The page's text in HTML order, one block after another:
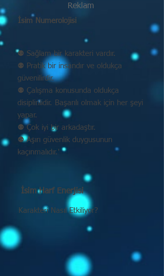
Reklam
İsim Numerolojisi
⚉ Sağlam bir karakteri vardır.
⚉ Pratik bir insandır ve oldukça
güvenilirdir.
⚉ Çalışma konusunda oldukça
disiplinlidir. Başarılı olmak için her şeyi
yapar.
⚉ Çok iyi bir arkadaştır.
⚉ Aşırı güvenlik duygusunun
kaçınmalıdır.'
İsim Harf Enerjisi
Karakteri Nasıl Etkiliyor?